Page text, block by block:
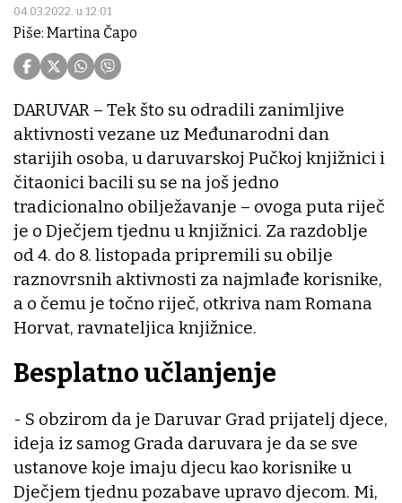
04.03.2022. u 12:01
Piše: Martina Čapo
DARUVAR – Tek što su odradili zanimljive
aktivnosti vezane uz Međunarodni dan
starijih osoba, u daruvarskoj Pučkoj knjižnici i
čitaonici bacili su se na još jedno
tradicionalno obilježavanje – ovoga puta riječ
je o Dječjem tjednu u knjižnici. Za razdoblje
od 4. do 8. listopada pripremili su obilje
raznovrsnih aktivnosti za najmlađe korisnike,
a o čemu je točno riječ, otkriva nam Romana
Horvat, ravnateljica knjižnice.
Besplatno učlanjenje
- S obzirom da je Daruvar Grad prijatelj djece,
ideja iz samog Grada daruvara je da se sve
ustanove koje imaju djecu kao korisnike u
Dječjem tjednu pozabave upravo djecom. Mi,